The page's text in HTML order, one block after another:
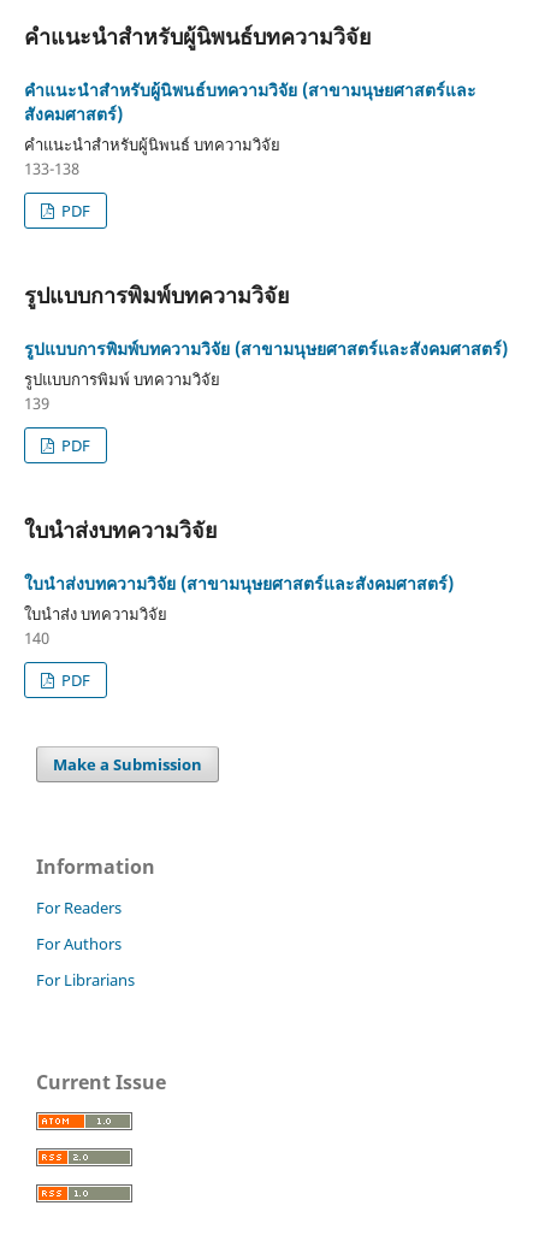
คำแนะนำสำหรับผู้นิพนธ์บทความวิจัย
คำแนะนำสำหรับผู้นิพนธ์บทความวิจัย (สาขามนุษยศาสตร์และ
สังคมศาสตร์)
คำแนะนำสำหรับผู้นิพนธ์ บทความวิจัย
133-138
PDF
รูปแบบการพิมพ์บทความวิจัย
รูปแบบการพิมพ์บทความวิจัย (สาขามนุษยศาสตร์และสังคมศาสตร์)
รูปแบบการพิมพ์ บทความวิจัย
139
PDF
ใบนำส่งบทความวิจัย
ใบนำส่งบทความวิจัย (สาขามนุษยศาสตร์และสังคมศาสตร์)
ใบนำส่ง บทความวิจัย
140
PDF
Make a Submission
Information
For Readers
For Authors
For Librarians
Current Issue